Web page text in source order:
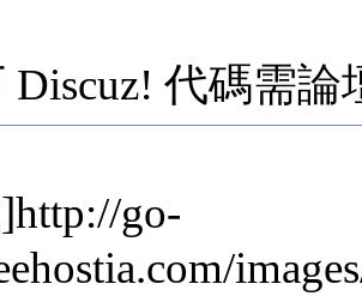
Discuz! 代碼需
go-